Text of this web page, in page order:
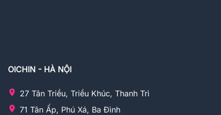
OICHIN - HÀ NỘI
27 Tân Triều, Triều Khúc, Thanh Trì
71 Tân Ấp, Phú Xá, Ba Đình